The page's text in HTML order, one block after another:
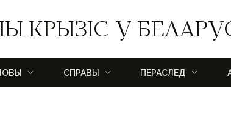
КРЫЗІС У
СПРАВЫ ПЕРАСЛЕД